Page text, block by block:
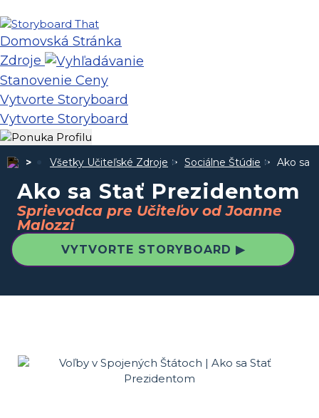
Domovská Stránka
Zdroje
Stanovenie Ceny
Vytvorte Storyboard
Vytvorte Storyboard
Všetky Učiteľské Zdroje Sociálne Štúdie Ako sa
Ako sa Stať Prezidentom
Sprievodca pre Učiteľov od Joanne
Malozzi
VYTVORTE STORYBOARD ▶